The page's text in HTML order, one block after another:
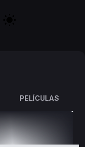
PELÍCULAS